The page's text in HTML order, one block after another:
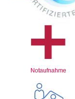
Notaufnahme